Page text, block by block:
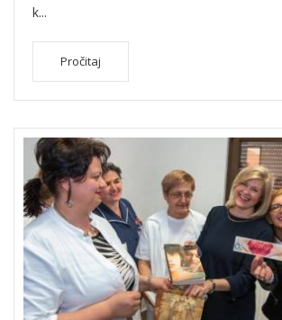
k...
Pročitaj